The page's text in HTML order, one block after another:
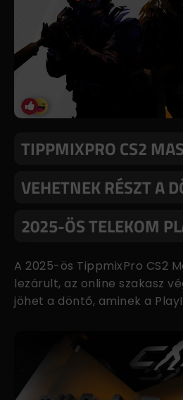
TIPPMIXPRO CS2
VEHETNEK RÉSZT A
2025-ÖS TELEKOM
A 2025-ös TippmixPro CS2
lezárult, az online szakasz
jöhet a döntő, aminek a